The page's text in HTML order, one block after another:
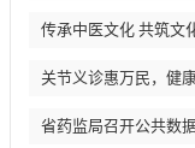
传承中医文化 共筑文
关节义诊惠万民，健
省药监局召开公共数